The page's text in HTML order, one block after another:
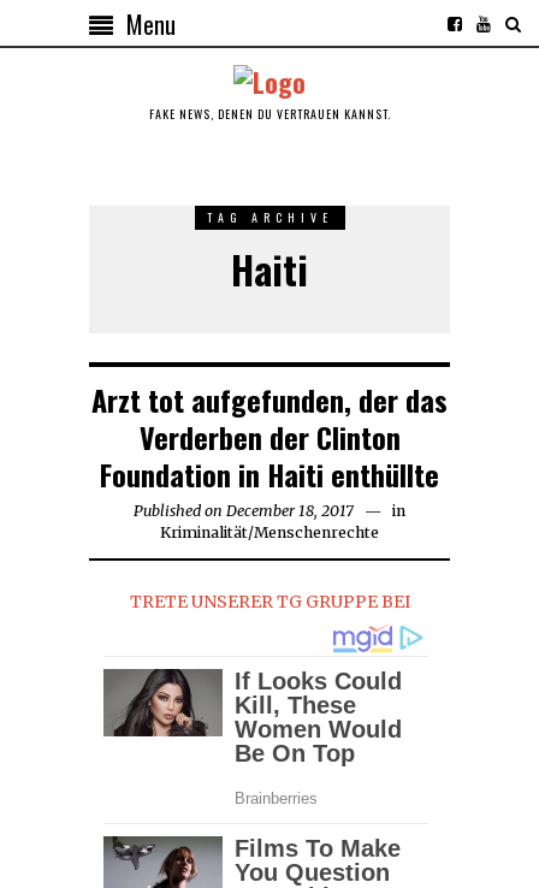
Menu
FAKE NEWS, DENEN DU VERTRAUEN KANNST.
TAG ARCHIVE
Haiti
Arzt tot aufgefunden, der das
Verderben der Clinton
Foundation in Haiti enthüllte
Published on December 18, 2017
in
Kriminalität/Menschenrechte
TRETE UNSERER TG GRUPPE BEI